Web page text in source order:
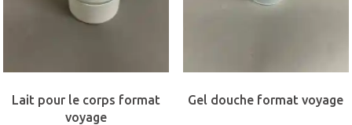
Lait pour le corps format
voyage
Gel douche format voyage